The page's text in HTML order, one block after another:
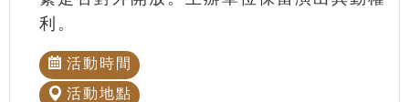
利。
活動時間
活動地點